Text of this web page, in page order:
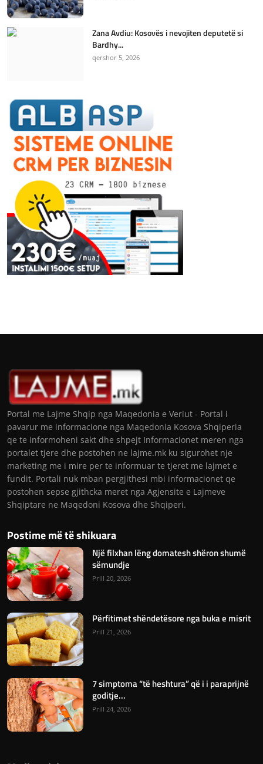
Zana Avdiu: Kosovës i nevojiten deputetë si
Bardhy...
qershor 5, 2026
Portal me Lajme Shqip nga Maqedonia e Veriut - Portal i
pavarur me informacione nga Maqedonia Kosova Shqiperia
qe te informoheni sakt dhe shpejt Informacionet meren nga
portalet tjere dhe postohen ne lajme.mk ku sigurohet nje
marketing me i mire per te informuar te tjeret me lajmet e
fundit. Portali nuk mban pergjithesi mbi informacionet qe
postohen sepse gjithcka meret nga Agjensite e Lajmeve
Shqiptare ne Maqedoni Kosova dhe Shqiperi.
Postime më të shikuara
Një filxhan lëng domatesh shëron shumë
sëmundje
Prill 20, 2026
Përfitimet shëndetësore nga buka e misrit
Prill 21, 2026
7 simptoma “të heshtura” që i i paraprijnë
goditje...
Prill 24, 2026